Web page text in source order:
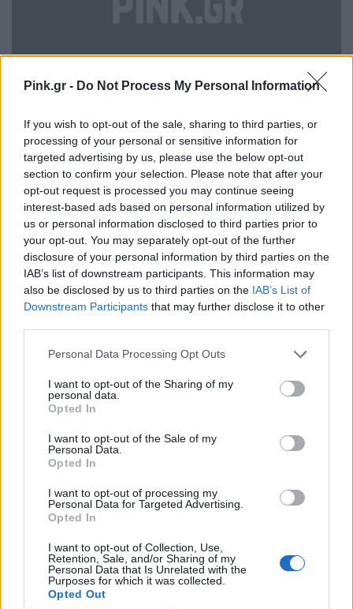
Pink.gr - Do Not Process My Personal Information
If you wish to opt-out of the sale, sharing to third parties, or
processing of your personal or sensitive information for
targeted advertising by us, please use the below opt-out
section to confirm your selection. Please note that after your
opt-out request is processed you may continue seeing
interest-based ads based on personal information utilized by
us or personal information disclosed to third parties prior to
your opt-out. You may separately opt-out of the further
disclosure of your personal information by third parties on the
IAB’s list of downstream participants. This information may
also be disclosed by us to third parties on the IAB’s List of
Downstream Participants that may further disclose it to other
Personal Data Processing Opt Outs
I want to opt-out of the Sharing of my
personal data.
Opted In
I want to opt-out of the Sale of my
Personal Data.
Opted In
I want to opt-out of processing my
Personal Data for Targeted Advertising.
Opted In
I want to opt-out of Collection, Use,
Retention, Sale, and/or Sharing of my
Personal Data that Is Unrelated with the
Purposes for which it was collected.
Opted Out
Photo via Brightside
Πρίγκιπας Jacques του Monaco
Πριγκίπισσα Estelle, Δούκισσα του Ostergotland